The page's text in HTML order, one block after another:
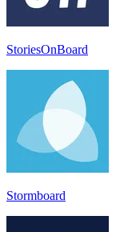
StoriesOnBoard
Stormboard